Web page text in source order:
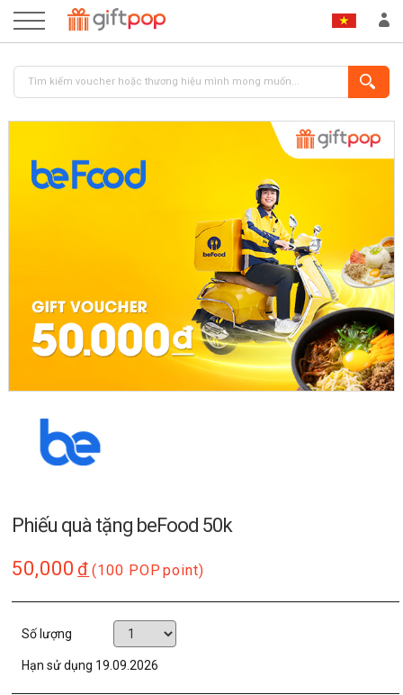
ĐĂNG KÝ
Phiếu quà tặng beFood 50k
50,000 đ (100 POP point)
Số lượng
Hạn sử dụng 19.09.2026